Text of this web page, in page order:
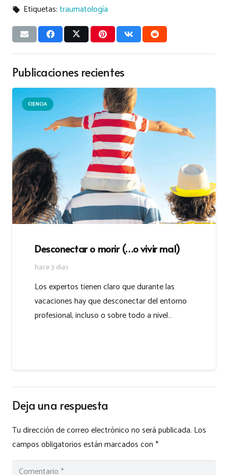
local_offer Etiquetas:traumatología
Publicaciones recientes
CIENCIA
Desconectar o morir (…o vivir mal)
hace 3 días
Los expertos tienen claro que durante las
vacaciones hay que desconectar del entorno
profesional, incluso o sobre todo a nivel…
Deja una respuesta
Tu dirección de correo electrónico no será publicada. Los
campos obligatorios están marcados con*